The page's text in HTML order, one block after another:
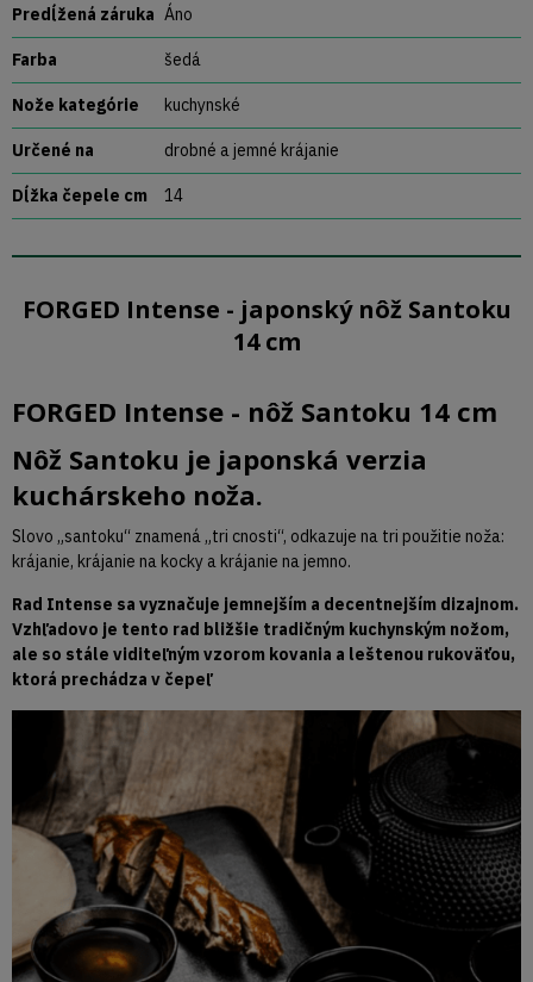
Predĺžená záruka Áno
Farba šedá
Nože kategórie kuchynské
Určené na drobné a jemné krájanie
Dĺžka čepele cm 14
FORGED Intense - japonský nôž Santoku
14 cm
FORGED Intense - nôž Santoku 14 cm
Nôž Santoku je japonská verzia
kuchárskeho noža.
Slovo „santoku“ znamená „tri cnosti“, odkazuje na tri použitie noža:
krájanie, krájanie na kocky a krájanie na jemno.
Rad Intense sa vyznačuje jemnejším a decentnejším dizajnom.
Vzhľadovo je tento rad bližšie tradičným kuchynským nožom,
ale so stále viditeľným vzorom kovania a leštenou rukoväťou,
ktorá prechádza v čepeľ